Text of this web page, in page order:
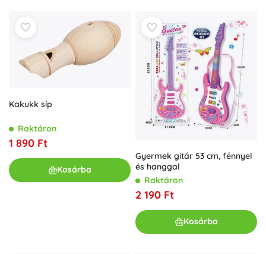
Kakukk síp
Raktáron
1 890 Ft
Kosárba
Gyermek gitár 53 cm, fénnyel
és hanggal
Raktáron
2 190 Ft
Kosárba